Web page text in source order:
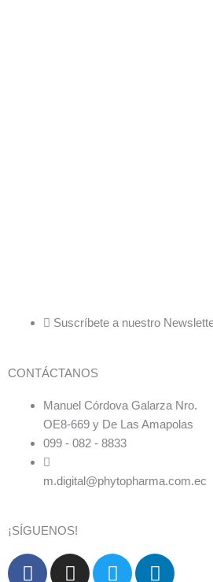
Suscríbete a nuestro
CONTÁCTANOS
Manuel Córdova Galarza Nro.
OE8-669 y De Las Amapolas
099 - 082 - 8833
m.digital@phytopharma.com.ec
¡SÍGUENOS!
F
I
T
L
Y